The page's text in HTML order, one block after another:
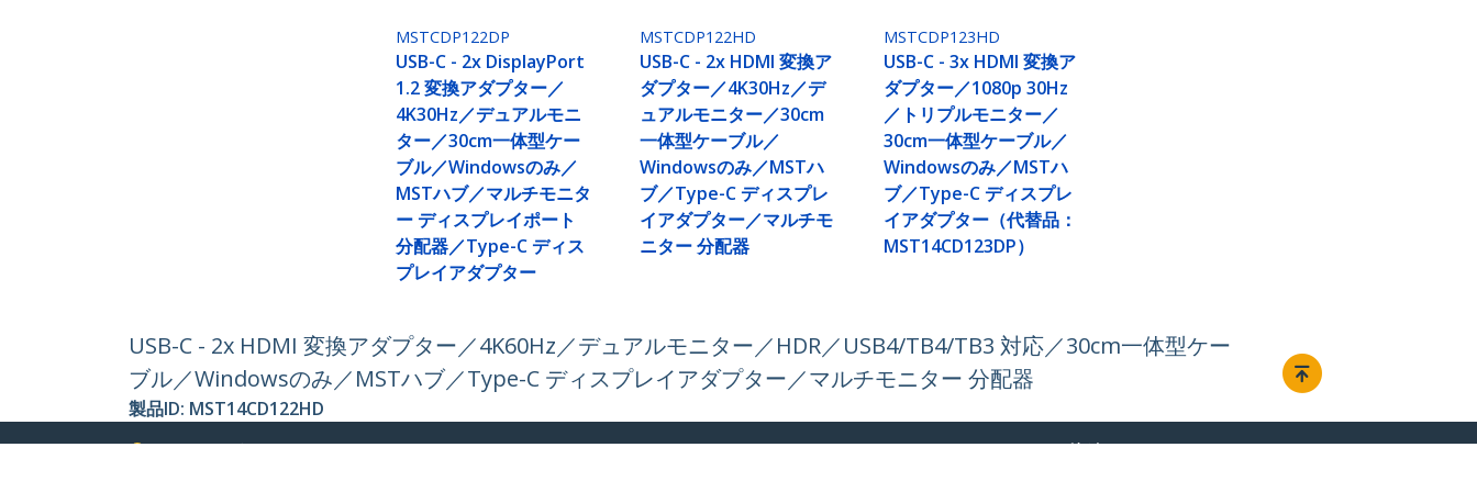
MSTCDP122DP
USB-C - 2x DisplayPort
1.2 変換アダプター／
4K30Hz／デュアルモニ
ター／30cm一体型ケー
ブル／Windowsのみ／
MSTハブ／マルチモニタ
ー ディスプレイポート
分配器／Type-C ディス
プレイアダプター
MSTCDP122HD
USB-C - 2x HDMI 変換ア
ダプター／4K30Hz／デ
ュアルモニター／30cm
一体型ケーブル／
Windowsのみ／MSTハ
ブ／Type-C ディスプレ
イアダプター／マルチモ
ニター 分配器
MSTCDP123HD
USB-C - 3x HDMI 変換ア
ダプター／1080p 30Hz
／トリプルモニター／
30cm一体型ケーブル／
Windowsのみ／MSTハ
ブ／Type-C ディスプレ
イアダプター（代替品：
MST14CD123DP）
USB-C - 2x HDMI 変換アダプター／4K60Hz／デュアルモニター／HDR／USB4/TB4/TB3 対応／30cm一体型ケー
ブル／Windowsのみ／MSTハブ／Type-C ディスプレイアダプター／マルチモニター 分配器
製品ID: MST14CD122HD
パートナーガイド
StarTech.com カスタマーサポート 接続する